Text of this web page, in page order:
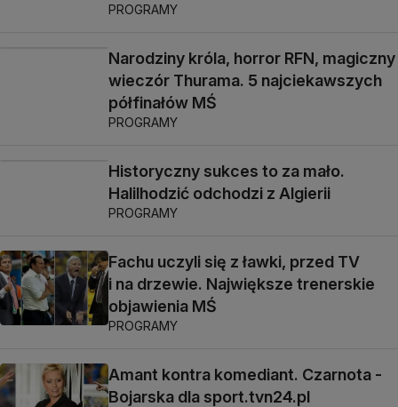
PROGRAMY
Narodziny króla, horror RFN, magiczny
wieczór Thurama. 5 najciekawszych
półfinałów MŚ
PROGRAMY
Historyczny sukces to za mało.
Halilhodzić odchodzi z Algierii
PROGRAMY
Fachu uczyli się z ławki, przed TV
i na drzewie. Największe trenerskie
objawienia MŚ
PROGRAMY
Amant kontra komediant. Czarnota -
Bojarska dla sport.tvn24.pl